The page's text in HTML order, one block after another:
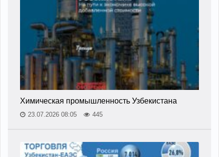
Химическая промышленность Узбекистана
23.07.2026 08:05 445